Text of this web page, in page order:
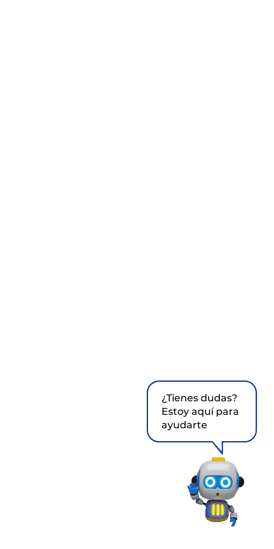
¿Tienes dudas?
Estoy aquí para
ayudarte